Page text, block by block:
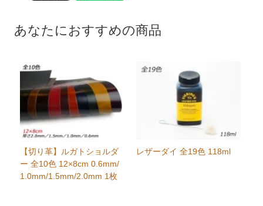
あなたにおすすめの商品
【切り革】ルガトショルダ
ー 全10色 12×8cm 0.6mm/
1.0mm/1.5mm/2.0mm 1枚
レザーダイ 全19色 118ml